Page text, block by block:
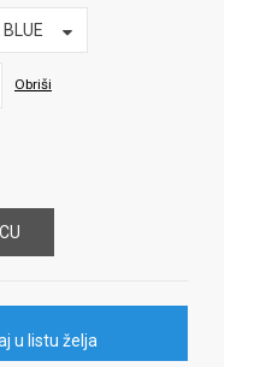
Obriši
u listu želja